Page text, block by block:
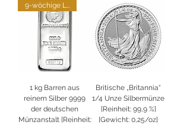
9-wöchige Lieferung
1 kg Barren aus
reinem Silber 9999
der deutschen
Münzanstalt [Reinheit:
Britische „Britannia“
1/4 Unze Silbermünze
[Reinheit: 99,9 %]
[Gewicht: 0,25/oz]